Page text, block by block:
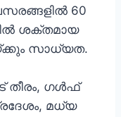
60
ശക്തമായ
സാധ്യത.
തീരം, ഗൾഫ്
മധ്യ